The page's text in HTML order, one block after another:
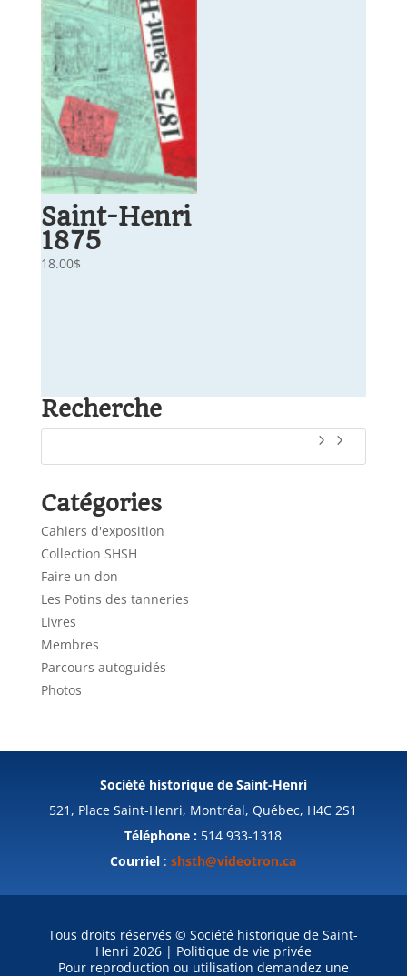
Saint-Henri
1875
18.00$
Recherche
Catégories
Cahiers d'exposition
Collection SHSH
Faire un don
Les Potins des tanneries
Livres
Membres
Parcours autoguidés
Photos
Société historique de Saint-Henri
521, Place Saint-Henri, Montréal, Québec, H4C 2S1
Téléphone : 514 933-1318
Courriel :shsth@videotron.ca
Tous droits réservés © Société historique de Saint-
Henri 2026 | Politique de vie privée
Pour reproduction ou utilisation demandez une